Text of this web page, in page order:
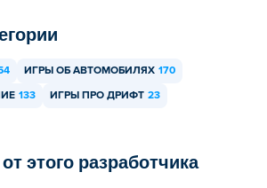
ИГРЫ ОБ АВТОМОБИЛЯХ 170
133 ИГРЫ ПРО ДРИФТ 23
этого разработчика